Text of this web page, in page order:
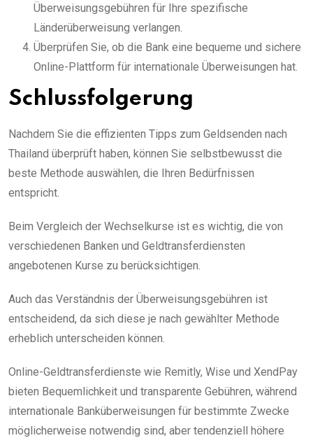
Überweisungsgebühren für Ihre spezifische
Länderüberweisung verlangen.
Überprüfen Sie, ob die Bank eine bequeme und sichere
Online-Plattform für internationale Überweisungen hat.
Schlussfolgerung
Nachdem Sie die effizienten Tipps zum Geldsenden nach
Thailand überprüft haben, können Sie selbstbewusst die
beste Methode auswählen, die Ihren Bedürfnissen
entspricht.
Beim Vergleich der Wechselkurse ist es wichtig, die von
verschiedenen Banken und Geldtransferdiensten
angebotenen Kurse zu berücksichtigen.
Auch das Verständnis der Überweisungsgebühren ist
entscheidend, da sich diese je nach gewählter Methode
erheblich unterscheiden können.
Online-Geldtransferdienste wie Remitly, Wise und XendPay
bieten Bequemlichkeit und transparente Gebühren, während
internationale Banküberweisungen für bestimmte Zwecke
möglicherweise notwendig sind, aber tendenziell höhere